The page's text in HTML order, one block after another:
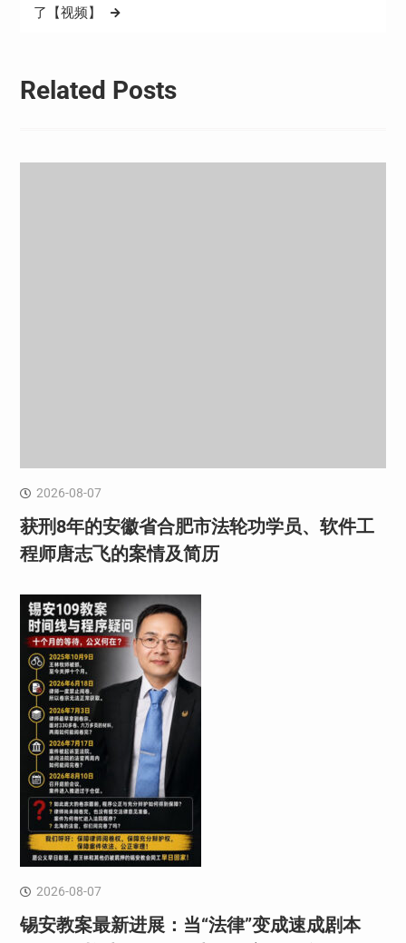
航了【视频】
Related Posts
2026-08-07
获刑8年的安徽省合肥市法轮功学员、软件工
程师唐志飞的案情及简历
2026-08-07
锡安教案最新进展：当“法律”变成速成剧本